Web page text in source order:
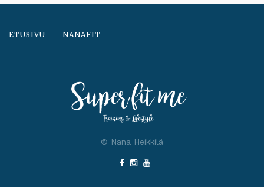
ETUSIVU NANAFIT
© Nana Heikkilä